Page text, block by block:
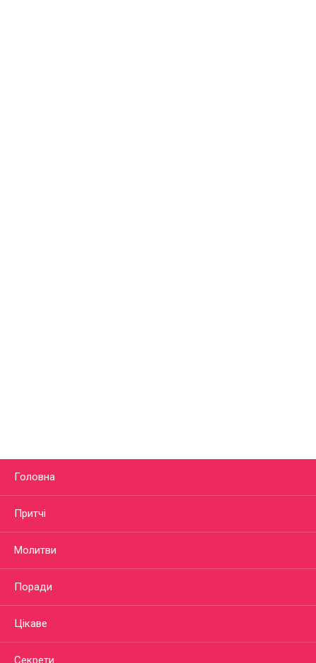
Головна
Притчі
Молитви
Поради
Цікаве
Секрети